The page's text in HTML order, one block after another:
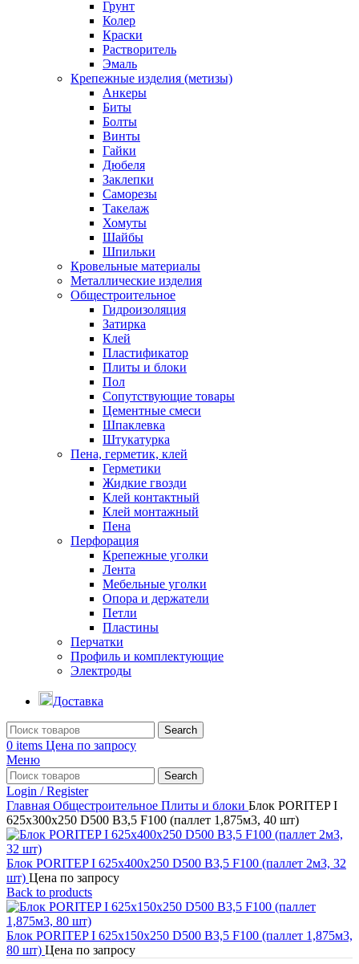
Грунт
Колер
Краски
Растворитель
Эмаль
Крепежные изделия (метизы)
Анкеры
Биты
Болты
Винты
Гайки
Дюбеля
Заклепки
Саморезы
Такелаж
Хомуты
Шайбы
Шпильки
Кровельные материалы
Металлические изделия
Общестроительное
Гидроизоляция
Затирка
Клей
Пластификатор
Плиты и блоки
Пол
Сопутствующие товары
Цементные смеси
Шпаклевка
Штукатурка
Пена, герметик, клей
Герметики
Жидкие гвозди
Клей контактный
Клей монтажный
Пена
Перфорация
Крепежные уголки
Лента
Мебельные уголки
Опора и держатели
Петли
Пластины
Перчатки
Профиль и комплектующие
Электроды
Доставка
Search
0 items Цена по запросу
Меню
Search
Login / Register
Главная Общестроительное Плиты и блоки Блок PORITEP I
625х300х250 D500 B3,5 F100 (паллет 1,875м3, 40 шт)
Блок PORITEP I 625х400х250 D500 B3,5 F100 (паллет 2м3, 32
шт) Цена по запросу
Back to products
Блок PORITEP I 625х150х250 D500 B3,5 F100 (паллет 1,875м3,
80 шт) Цена по запросу